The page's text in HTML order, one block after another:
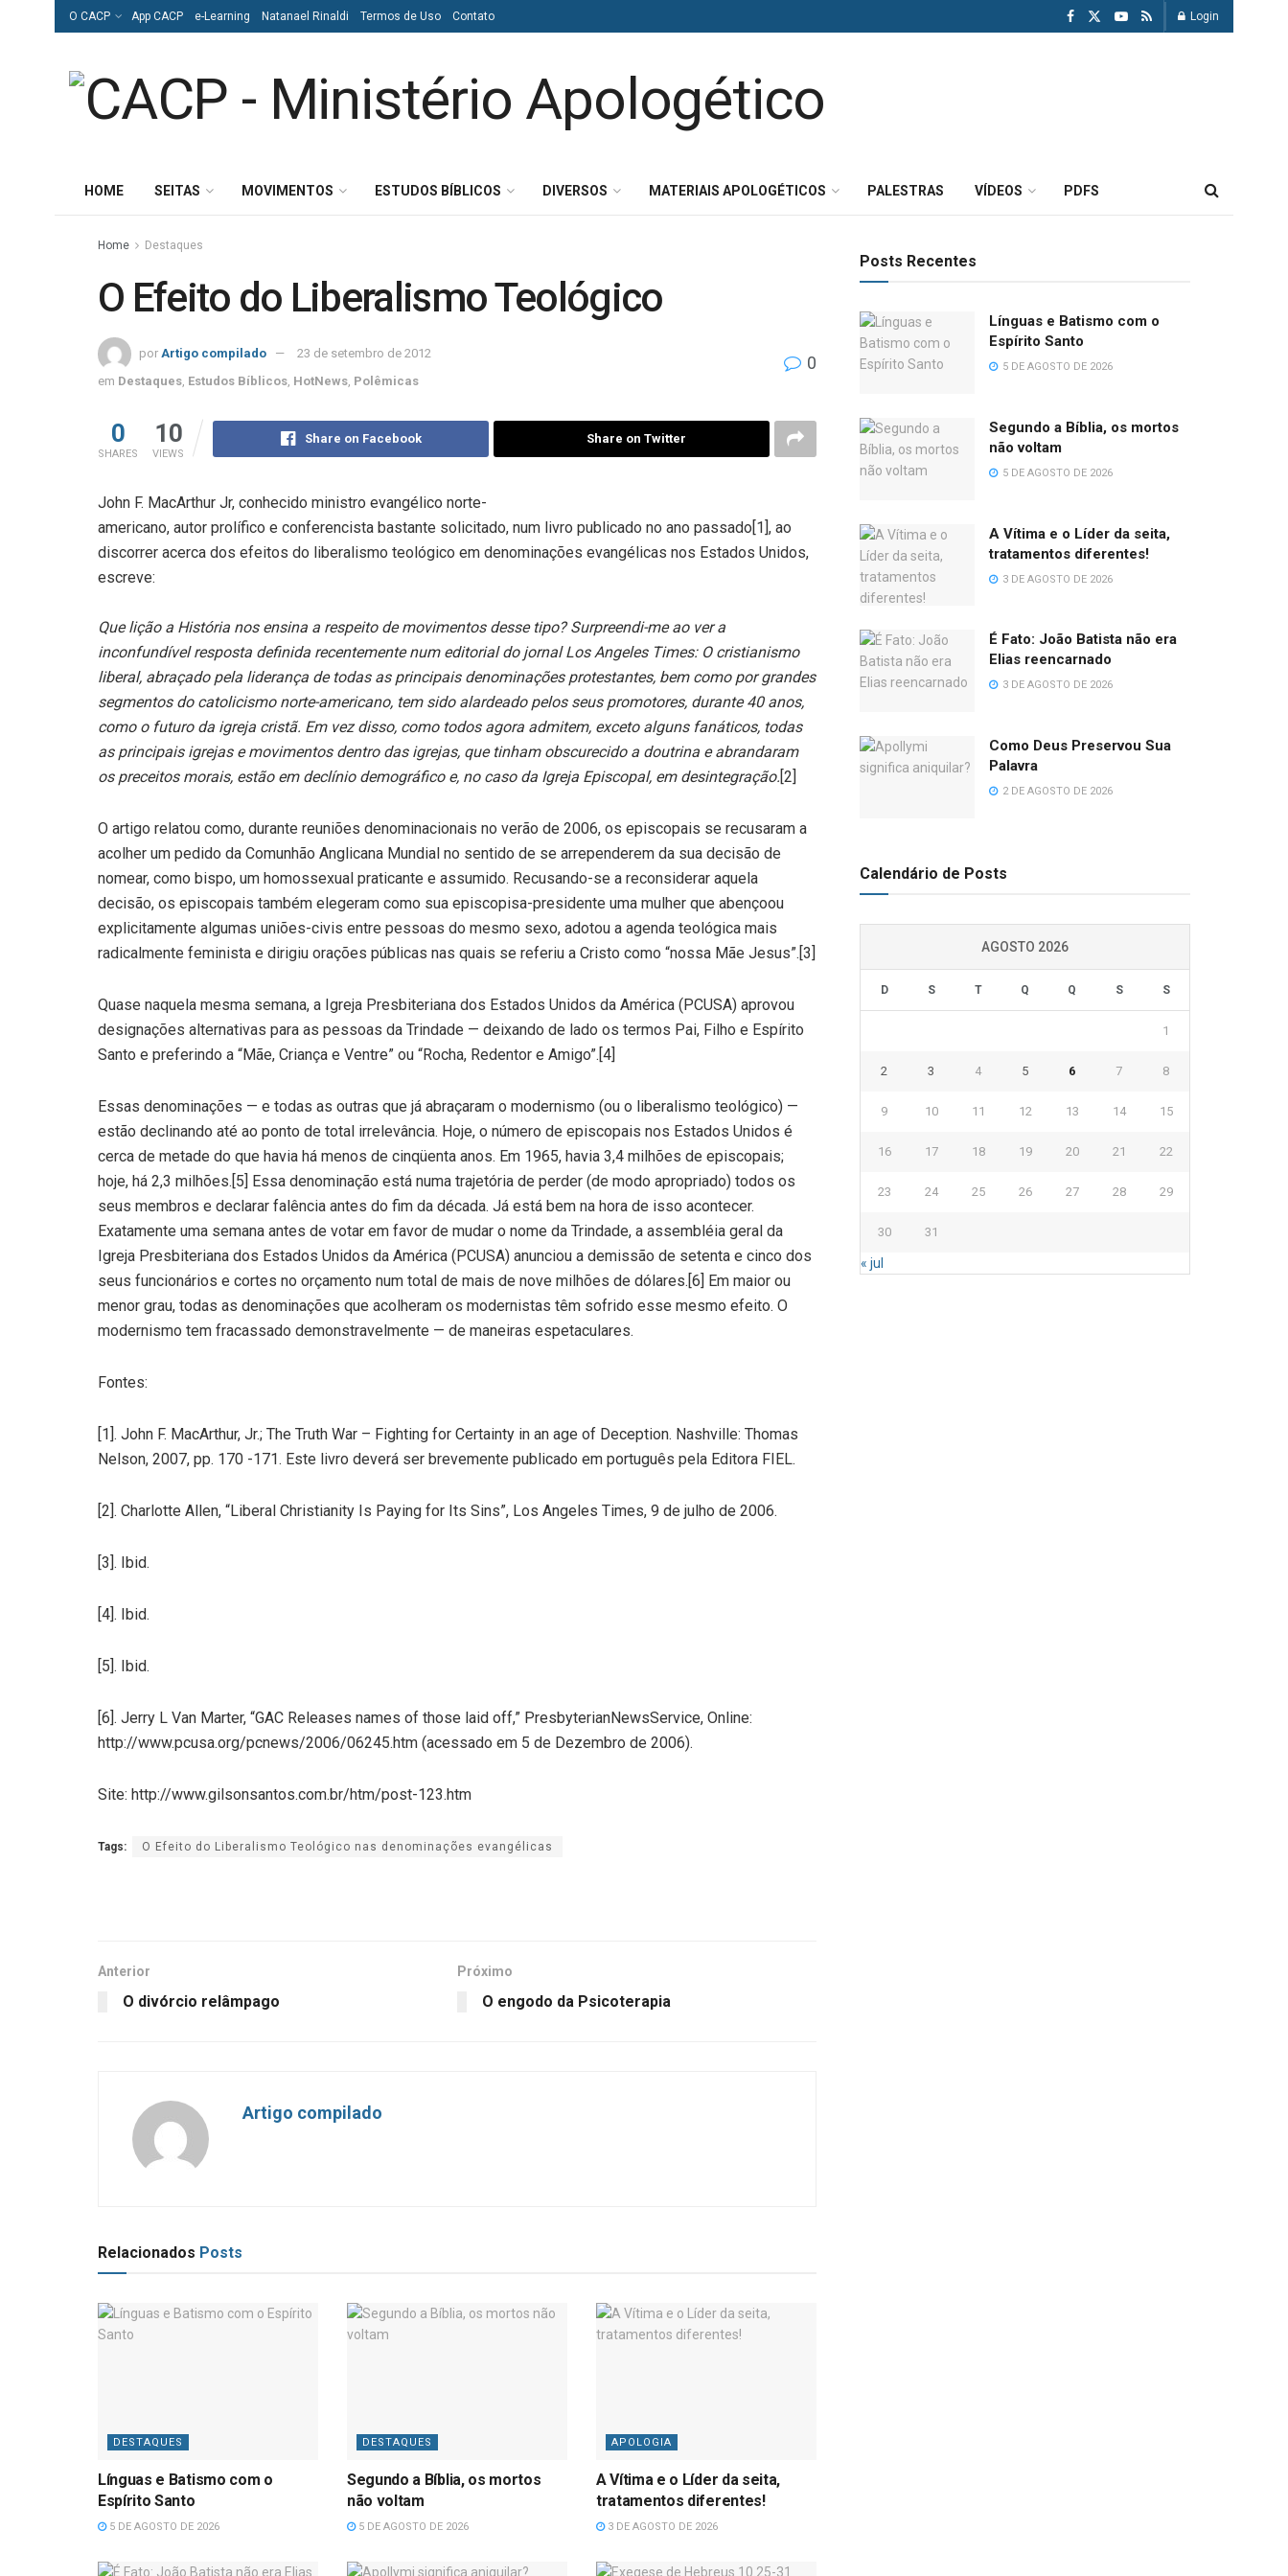
O CACP App CACP e-Learning Natanael Rinaldi Termos de Uso Contato Login
HOME SEITAS MOVIMENTOS ESTUDOS BÍBLICOS DIVERSOS MATERIAIS APOLOGÉTICOS PALESTRAS VÍDEOS PDFS
Home Destaques
O Efeito do Liberalismo Teológico
por Artigo compilado
23 de setembro de 2012
em Destaques Estudos Bíblicos HotNews Polêmicas
0
0
SHARES
10
VIEWS
Share on Facebook Share on Twitter
John F. MacArthur Jr, conhecido ministro evangélico norte-
americano, autor prolífico e conferencista bastante solicitado, num livro publicado no ano passado[1], ao
discorrer acerca dos efeitos do liberalismo teológico em denominações evangélicas nos Estados Unidos,
escreve:
Que lição a História nos ensina a respeito de movimentos desse tipo? Surpreendi-me ao ver a
inconfundível resposta definida recentemente num editorial do jornal Los Angeles Times: O cristianismo
liberal, abraçado pela liderança de todas as principais denominações protestantes, bem como por grandes
segmentos do catolicismo norte-americano, tem sido alardeado pelos seus promotores, durante 40 anos,
como o futuro da igreja cristã. Em vez disso, como todos agora admitem, exceto alguns fanáticos, todas
as principais igrejas e movimentos dentro das igrejas, que tinham obscurecido a doutrina e abrandaram
os preceitos morais, estão em declínio demográfico e, no caso da Igreja Episcopal, em desintegração.[2]
O artigo relatou como, durante reuniões denominacionais no verão de 2006, os episcopais se recusaram a
acolher um pedido da Comunhão Anglicana Mundial no sentido de se arrependerem da sua decisão de
nomear, como bispo, um homossexual praticante e assumido. Recusando-se a reconsiderar aquela
decisão, os episcopais também elegeram como sua episcopisa-presidente uma mulher que abençoou
explicitamente algumas uniões-civis entre pessoas do mesmo sexo, adotou a agenda teológica mais
radicalmente feminista e dirigiu orações públicas nas quais se referiu a Cristo como “nossa Mãe Jesus”.[3]
Quase naquela mesma semana, a Igreja Presbiteriana dos Estados Unidos da América (PCUSA) aprovou
designações alternativas para as pessoas da Trindade — deixando de lado os termos Pai, Filho e Espírito
Santo e preferindo a “Mãe, Criança e Ventre” ou “Rocha, Redentor e Amigo”.[4]
Essas denominações — e todas as outras que já abraçaram o modernismo (ou o liberalismo teológico) —
estão declinando até ao ponto de total irrelevância. Hoje, o número de episcopais nos Estados Unidos é
cerca de metade do que havia há menos de cinqüenta anos. Em 1965, havia 3,4 milhões de episcopais;
hoje, há 2,3 milhões.[5] Essa denominação está numa trajetória de perder (de modo apropriado) todos os
seus membros e declarar falência antes do fim da década. Já está bem na hora de isso acontecer.
Exatamente uma semana antes de votar em favor de mudar o nome da Trindade, a assembléia geral da
Igreja Presbiteriana dos Estados Unidos da América (PCUSA) anunciou a demissão de setenta e cinco dos
seus funcionários e cortes no orçamento num total de mais de nove milhões de dólares.[6] Em maior ou
menor grau, todas as denominações que acolheram os modernistas têm sofrido esse mesmo efeito. O
modernismo tem fracassado demonstravelmente — de maneiras espetaculares.
Fontes:
[1]. John F. MacArthur, Jr.; The Truth War – Fighting for Certainty in an age of Deception. Nashville: Thomas
Nelson, 2007, pp. 170 -171. Este livro deverá ser brevemente publicado em português pela Editora FIEL.
[2]. Charlotte Allen, “Liberal Christianity Is Paying for Its Sins”, Los Angeles Times, 9 de julho de 2006.
[3]. Ibid.
[4]. Ibid.
[5]. Ibid.
[6]. Jerry L Van Marter, “GAC Releases names of those laid off,” PresbyterianNewsService, Online:
http://www.pcusa.org/pcnews/2006/06245.htm (acessado em 5 de Dezembro de 2006).
Site: http://www.gilsonsantos.com.br/htm/post-123.htm
Tags: O Efeito do Liberalismo Teológico nas denominações evangélicas
Anterior
O divórcio relâmpago
Próximo
O engodo da Psicoterapia
Artigo compilado
Relacionados Posts
DESTAQUES
Línguas e Batismo com o
Espírito Santo
5 DE AGOSTO DE 2026
DESTAQUES
Segundo a Bíblia, os mortos
não voltam
5 DE AGOSTO DE 2026
APOLOGIA
A Vítima e o Líder da seita,
tratamentos diferentes!
3 DE AGOSTO DE 2026
Posts Recentes
Línguas e Batismo com o
Espírito Santo
5 DE AGOSTO DE 2026
Segundo a Bíblia, os mortos
não voltam
5 DE AGOSTO DE 2026
A Vítima e o Líder da seita,
tratamentos diferentes!
3 DE AGOSTO DE 2026
É Fato: João Batista não era
Elias reencarnado
3 DE AGOSTO DE 2026
Como Deus Preservou Sua
Palavra
2 DE AGOSTO DE 2026
Calendário de Posts
AGOSTO 2026
D S T Q Q S S
1
2 3 4 5 6 7 8
9 10 11 12 13 14 15
16 17 18 19 20 21 22
23 24 25 26 27 28 29
30 31
« jul